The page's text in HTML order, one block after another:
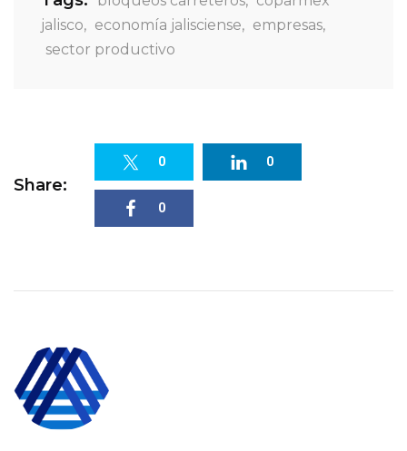
jalisco, economía jalisciense, empresas,
sector productivo
Share:
0 0
0